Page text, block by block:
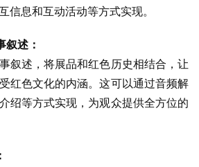
信息和互动活动等方式实现。
述：
叙述，将展品和红色历史相结合，让
红色文化的内涵。这可以通过音频解
绍等方式实现，为观众提供全方位的